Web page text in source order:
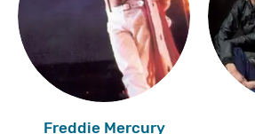
Freddie Mercury